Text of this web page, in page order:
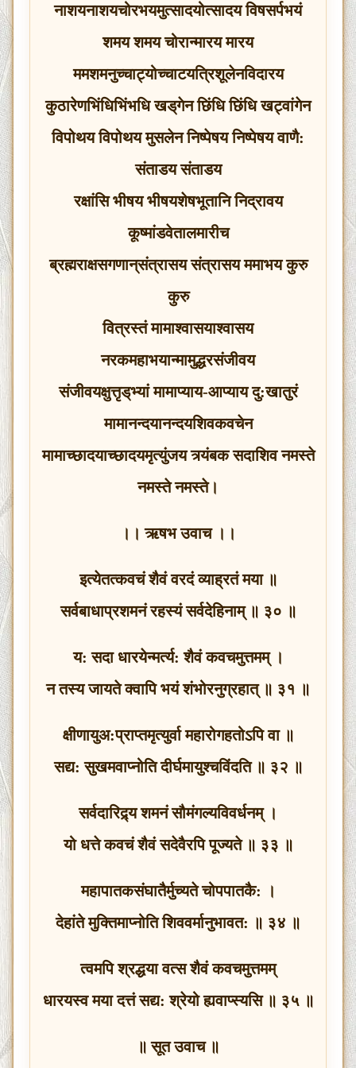
नाशयनाशयचोरभयमुत्सादयोत्सादय विषसर्पभयं
शमय शमय चोरान्मारय मारय
ममशमनुच्चाट्योच्चाटयत्रिशूलेनविदारय
कुठारेणभिंधिभिंभधि खड्‌गेन छिंधि छिंधि खट्‍वांगेन
विपोथय विपोथय मुसलेन निष्पेषय निष्पेषय वाणै:
संताडय संताडय
रक्षांसि भीषय भीषयशेषभूतानि निद्रावय
कूष्मांडवेतालमारीच
ब्रह्मराक्षसगणान्‌संत्रासय संत्रासय ममाभय कुरु
कुरु
वित्रस्तं मामाश्‍वासयाश्‍वासय
नरकमहाभयान्मामुद्धरसंजीवय
संजीवयक्षुत्तृड्‌भ्यां मामाप्याय-आप्याय दु:खातुरं
मामानन्दयानन्दयशिवकवचेन
मामाच्छादयाच्छादयमृत्युंजय त्र्यंबक सदाशिव नमस्ते
नमस्ते नमस्ते।
।। ऋषभ उवाच ।।
इत्येतत्कवचं शैवं वरदं व्याह्रतं मया ॥
सर्वबाधाप्रशमनं रहस्यं सर्वदेहिनाम् ॥ ३० ॥
य: सदा धारयेन्मर्त्य: शैवं कवचमुत्तमम् ।
न तस्य जायते क्वापि भयं शंभोरनुग्रहात् ॥ ३१ ॥
क्षीणायुअ:प्राप्तमृत्युर्वा महारोगहतोऽपि वा ॥
सद्य: सुखमवाप्नोति दीर्घमायुश्‍चविंदति ॥ ३२ ॥
सर्वदारिद्र्य शमनं सौमंगल्यविवर्धनम् ।
यो धत्ते कवचं शैवं सदेवैरपि पूज्यते ॥ ३३ ॥
महापातकसंघातैर्मुच्यते चोपपातकै: ।
देहांते मुक्‍तिमाप्नोति शिववर्मानुभावत: ॥ ३४ ॥
त्वमपि श्रद्धया वत्स शैवं कवचमुत्तमम्
धारयस्व मया दत्तं सद्य: श्रेयो ह्यवाप्स्यसि ॥ ३५ ॥
॥ सूत उवाच ॥